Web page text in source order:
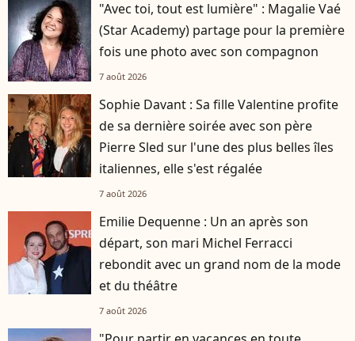
"Avec toi, tout est lumière" : Magalie Vaé
(Star Academy) partage pour la première
fois une photo avec son compagnon
7 août 2026
Sophie Davant : Sa fille Valentine profite
de sa dernière soirée avec son père
Pierre Sled sur l'une des plus belles îles
italiennes, elle s'est régalée
7 août 2026
Emilie Dequenne : Un an après son
départ, son mari Michel Ferracci
rebondit avec un grand nom de la mode
et du théâtre
7 août 2026